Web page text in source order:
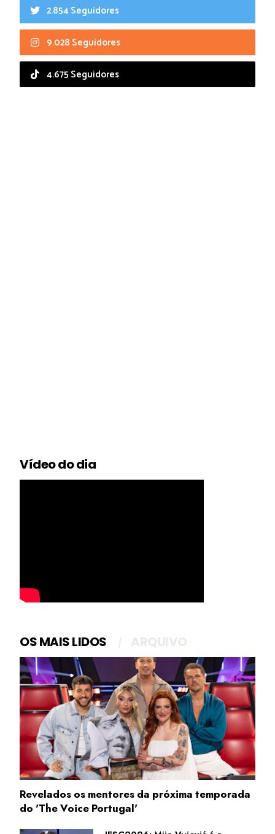
2.854 Seguidores
9.028 Seguidores
4.675 Seguidores
Vídeo do dia
OS MAIS LIDOS
Revelados os mentores da próxima temporada
do 'The Voice Portugal'